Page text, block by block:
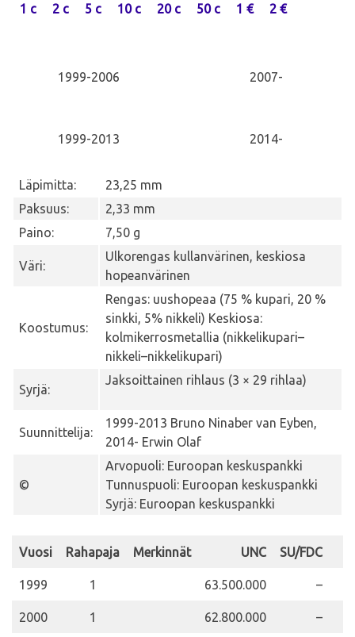
1 c 2 c 5 c 10 c 20 c 50 c 1 € 2 €
1999-2006 2007-
Läpimitta:
23,25 mm
Paksuus:
2,33 mm
Paino:
7,50 g
Väri:
Ulkorengas kullanvärinen, keskiosa
hopeanvärinen
Koostumus:
Rengas: uushopeaa (75 % kupari, 20 %
sinkki, 5% nikkeli) Keskiosa:
kolmikerrosmetallia (nikkelikupari–
nikkeli–nikkelikupari)
Syrjä:
Jaksoittainen rihlaus (3 × 29 rihlaa)
Suunnittelija:
1999-2013 Bruno Ninaber van Eyben,
2014- Erwin Olaf
©
Arvopuoli: Euroopan keskuspankki
Tunnuspuoli: Euroopan keskuspankki
Syrjä: Euroopan keskuspankki
1999-2013 2014-
Vuosi Rahapaja Merkinnät UNC SU/FDC
1999 1 63.500.000 –
2000 1 62.800.000 –